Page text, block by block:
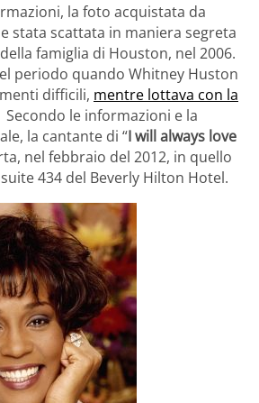
la foto acquistata da
stata scattata in maniera segreta
famiglia di Houston, nel 2006.
periodo quando Whitney Huston
difficili, mentre lottava con la
Secondo le informazioni e la
la cantante di “I will always love
nel febbraio del 2012, in quello
434 del Beverly Hilton Hotel.